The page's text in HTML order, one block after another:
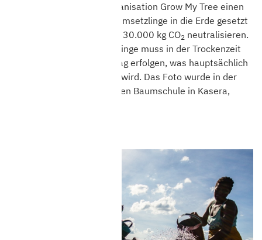
Unterstützung mit der Organisation Grow My Tree einen
Baum. Solange, bis wir Baumsetzlinge in die Erde gesetzt
haben, die insgesamt gut 330.000 kg CO2 neutralisieren.
Das Gießen der Baumsetzlinge muss in der Trockenzeit
mindestens zweimal am Tag erfolgen, was hauptsächlich
von Arbeiterinnen erledigt wird. Das Foto wurde in der
von Einheimischen geführten Baumschule in Kasera,